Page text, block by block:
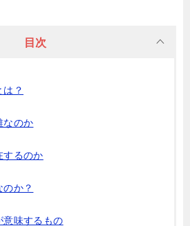
目次
？
なのか
するのか
のか？
意味するもの